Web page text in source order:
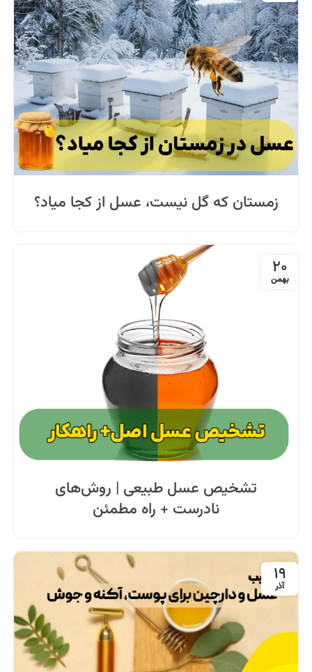
زمستان که گل نیست، عسل از کجا میاد؟
20
بهمن
تشخیص عسل طبیعی | روش‌های
نادرست + راه مطمئن
19
آذر